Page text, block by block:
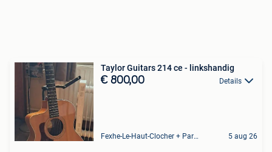
Taylor Guitars 214 ce - linkshandig
€ 800,00 Details
Fexhe-Le-Haut-Clocher + Partie De Momalle 5 aug 26